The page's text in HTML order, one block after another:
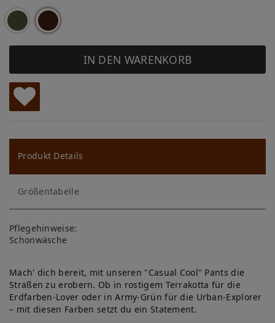
IN DEN WARENKORB
W
u
ns
ch
lis
te
Produkt Details
Größentabelle
Pflegehinweise:
Schonwäsche
Mach' dich bereit, mit unseren "Casual Cool" Pants die
Straßen zu erobern. Ob in rostigem Terrakotta für die
Erdfarben-Lover oder in Army-Grün für die Urban-Explorer
– mit diesen Farben setzt du ein Statement.